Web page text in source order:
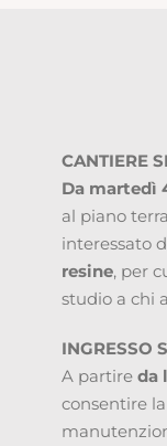
CANTIERE
Da martedì
al piano
interessato
resine, per
studio a chi
INGRESSO
A partire da
consentire